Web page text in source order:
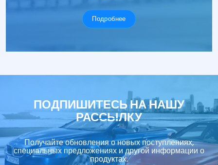
Подробнее
ПОДПИШИТЕСЬ НА НАШУ
РАССЫЛКУ
Получайте обновления о новых поступлениях,
специальных предложениях и другой информации о
продуктах.